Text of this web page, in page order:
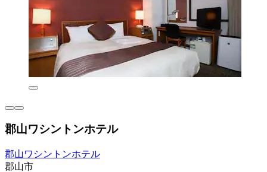
郡山ワシントンホテル
郡山ワシントンホテル
郡山市